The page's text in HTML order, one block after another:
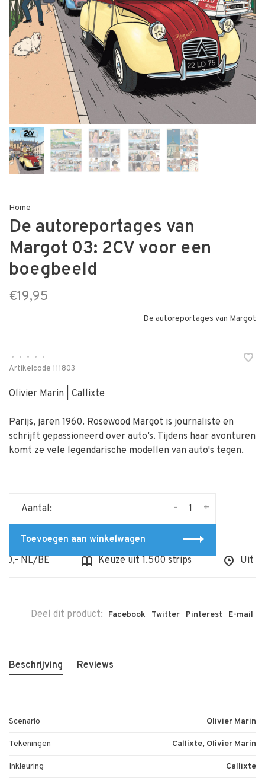
Home
De autoreportages van
Margot 03: 2CV voor een
boegbeeld
€19,95
De autoreportages van Margot
• • • •
•
Artikelcode 111803
Olivier Marin | Callixte
Parijs, jaren 1960. Rosewood Margot is journaliste en
schrijft gepassioneerd over auto’s. Tijdens haar avonturen
komt ze vele legendarische modellen van auto's tegen.
Aantal: +
-
Toevoegen aan winkelwagen
NL/BE
Keuze uit 1.500 strips Uit
Deel dit product: Facebook Twitter Pinterest E-mail
Beschrijving Reviews
Scenario Olivier Marin
Tekeningen Callixte, Olivier Marin
Inkleuring Callixte